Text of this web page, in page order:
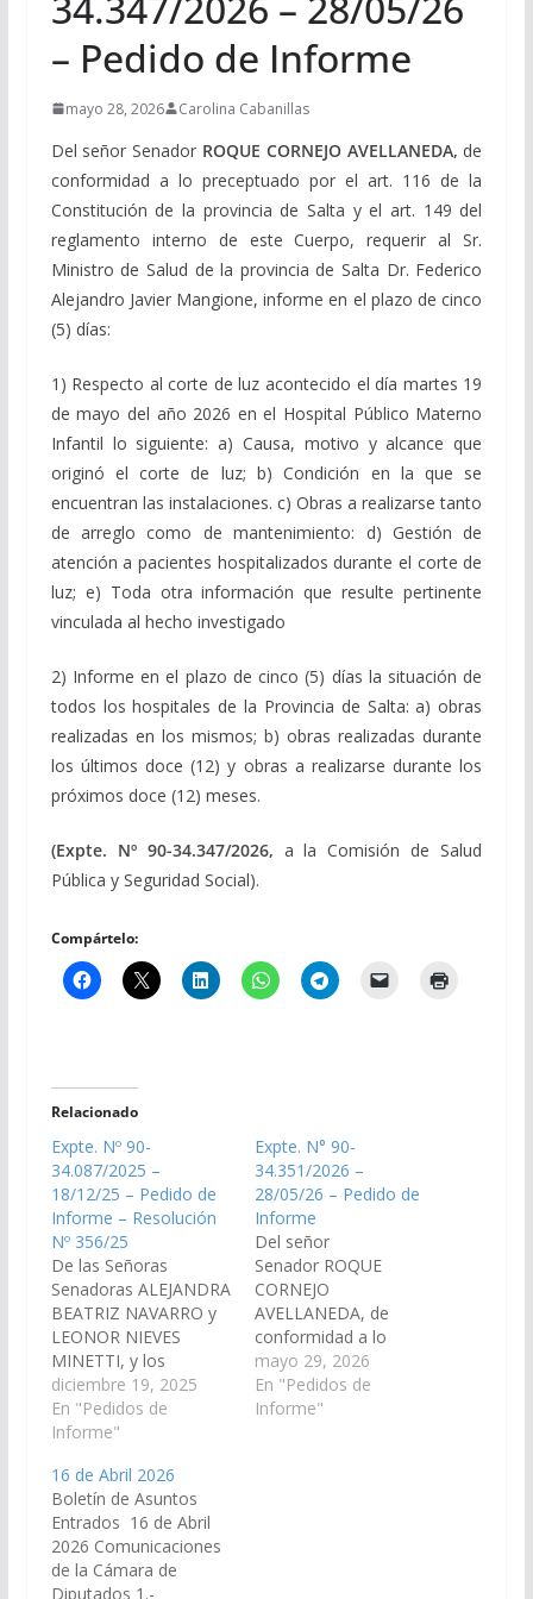
– Pedido de Informe
mayo 28, 2026 Carolina Cabanillas
Del señor Senador ROQUE CORNEJO AVELLANEDA, de
conformidad a lo preceptuado por el art. 116 de la
Constitución de la provincia de Salta y el art. 149 del
reglamento interno de este Cuerpo, requerir al Sr.
Ministro de Salud de la provincia de Salta Dr. Federico
Alejandro Javier Mangione, informe en el plazo de cinco
(5) días:
1) Respecto al corte de luz acontecido el día martes 19
de mayo del año 2026 en el Hospital Público Materno
Infantil lo siguiente: a) Causa, motivo y alcance que
originó el corte de luz; b) Condición en la que se
encuentran las instalaciones. c) Obras a realizarse tanto
de arreglo como de mantenimiento: d) Gestión de
atención a pacientes hospitalizados durante el corte de
luz; e) Toda otra información que resulte pertinente
vinculada al hecho investigado
2) Informe en el plazo de cinco (5) días la situación de
todos los hospitales de la Provincia de Salta: a) obras
realizadas en los mismos; b) obras realizadas durante
los últimos doce (12) y obras a realizarse durante los
próximos doce (12) meses.
(Expte. Nº 90-34.347/2026, a la Comisión de Salud
Pública y Seguridad Social).
Compártelo:
Relacionado
Expte. Nº 90-
34.087/2025 –
18/12/25 – Pedido de
Informe – Resolución
Nº 356/25
De las Señoras
Senadoras ALEJANDRA
BEATRIZ NAVARRO y
LEONOR NIEVES
MINETTI, y los
Señores Senadores
GONZALO CARO
DAVALOS, JORGE
WALTER HERNAN
CRUZ, JUAN CRUZ
CURA, MANUEL
OSCAR PAILLER,
MANRIQUE IVAN
diciembre 19, 2025
En "Pedidos de
Informe"
Expte. N° 90-
34.351/2026 –
28/05/26 – Pedido de
Informe
Del señor
Senador ROQUE
CORNEJO
AVELLANEDA, de
conformidad a lo
preceptuado por el
artículo 116 de la
Constitución de la
mayo 29, 2026
En "Pedidos de
Informe"
16 de Abril 2026
Boletín de Asuntos
Entrados 16 de Abril
2026 Comunicaciones
de la Cámara de
Diputados 1.-